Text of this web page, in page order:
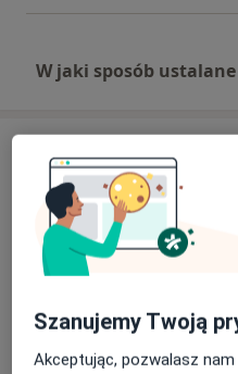
W jaki sposób ustalane
Adres 1 Adres 2
Podhalański
Jana Pawła II w
Szpitalna 14,34-400
Szanujemy Twoją
Akceptując, pozwalasz